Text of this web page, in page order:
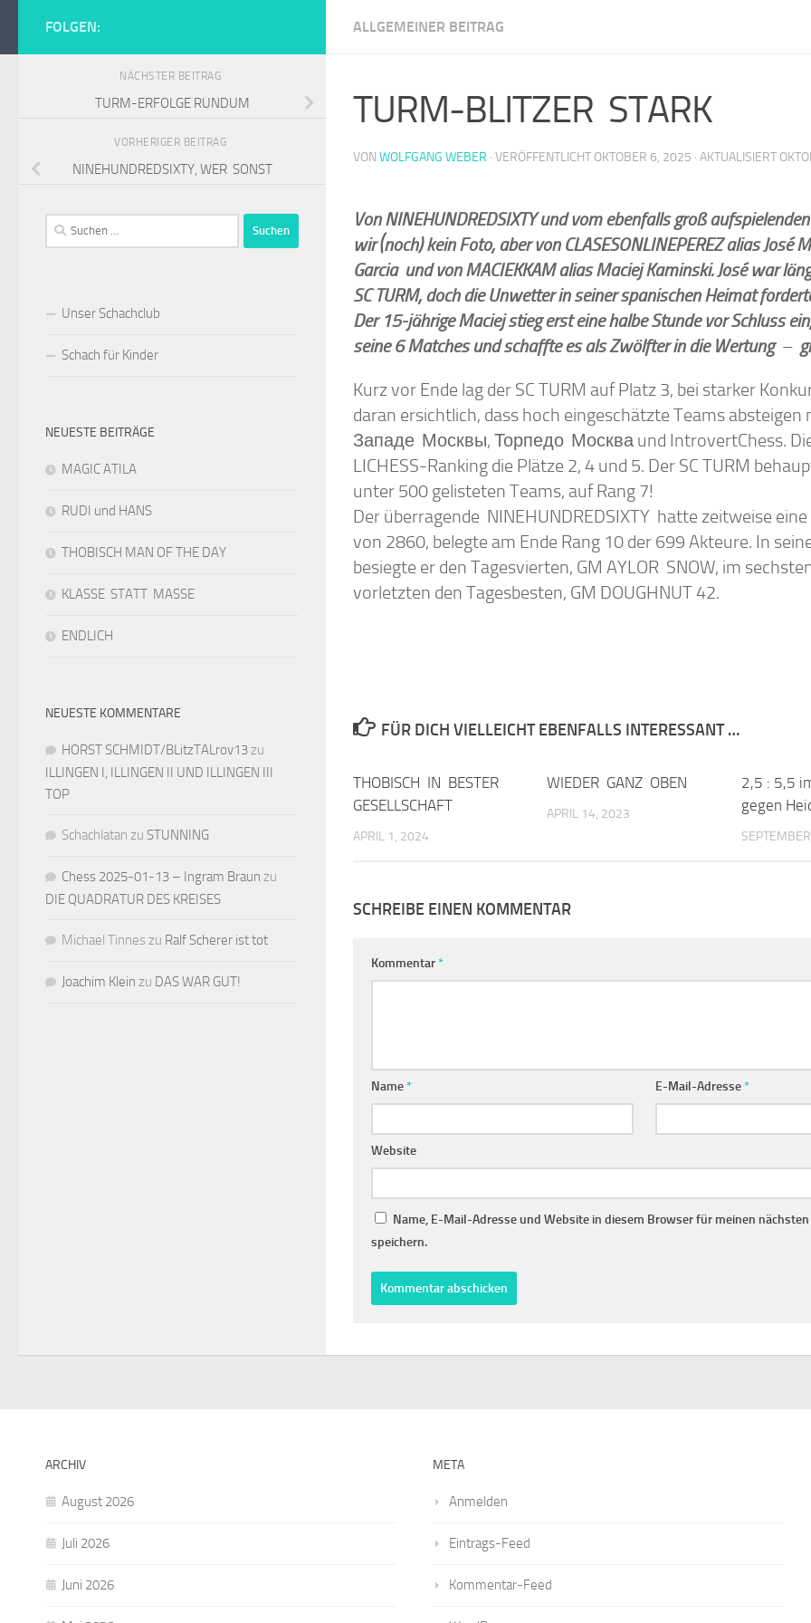
Zum Inhalt springen
Schachclub Turm Illingen
ALLGEMEINER BEITRAG
TURM-BLITZER STARK
VON WOLFGANG WEBER · VERÖFFENTLICHT OKTOBER 6, 2025 · AKTUALISIERT
Von NINEHUNDREDSIXTY und vom ebenfalls groß
wir (noch) kein Foto, aber von CLASESONLINEPEREZ aliasJosé
Garciaund von MACIEKKAM alias Maciej Kaminski. José war
SC TURM, doch die Unwetter in seiner spanischen Heimat
Der 15-jährige Maciej stieg erst eine halbe Stunde vor Schluss
seine 6 Matches und schaffte es als Zwölfter in die Wertung –
Kurz vor Ende lag der SC TURM auf Platz 3, bei starker
daran ersichtlich, dass hoch eingeschätzte Teams absteigen
Западе Москвы, Торпедо Москва und IntrovertChess.
LICHESS-Ranking die Plätze 2, 4 und 5. Der SC TURM
unter 500 gelisteten Teams, auf Rang 7!
Der überragende NINEHUNDREDSIXTY hatte zeitweise
von 2860, belegte am Ende Rang 10 der 699 Akteure. In
besiegte er den Tagesvierten, GM AYLOR SNOW, im
vorletzten den Tagesbesten, GM DOUGHNUT 42.
FÜR DICH VIELLEICHT EBENFALLS INTERESSANT …
THOBISCH IN BESTER
GESELLSCHAFT
APRIL 1, 2024
WIEDER GANZ OBEN
APRIL 14, 2023
2,5 : 5,5
gegen
SCHREIBE EINEN KOMMENTAR
Kommentar*
Name* E-Mail-Adresse*
Website
Name, E-Mail-Adresse und Website in diesem Browser für meinen
speichern.
FOLGEN:
NÄCHSTER BEITRAG
TURM-ERFOLGE RUNDUM
VORHERIGER BEITRAG
NINEHUNDREDSIXTY, WER SONST
Suchen
nach:
Unser Schachclub
Schach für Kinder
NEUESTE BEITRÄGE
MAGIC ATILA
RUDI und HANS
THOBISCH MAN OF THE DAY
KLASSE STATT MASSE
ENDLICH
NEUESTE KOMMENTARE
HORST SCHMIDT/BLitzTALrov13zu
ILLINGEN I, ILLINGEN II UND ILLINGEN III
TOP
Schachlatan zu STUNNING
Chess 2025-01-13 – Ingram Braun zu
DIE QUADRATUR DES KREISES
Michael Tinnes zu Ralf Scherer ist tot
Joachim Klein zu DAS WAR GUT!
ARCHIV
August 2026
Juli 2026
Juni 2026
META
Anmelden
Eintrags-Feed
Kommentar-Feed